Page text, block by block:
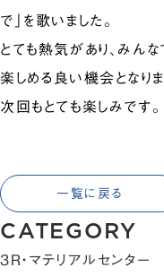
CATEGORY
3R・マテリアルセンター
で」を歌いました。
とても熱気があり、みん
楽しめる良い機会となりま
次回もとても楽しみです。
一覧に戻る